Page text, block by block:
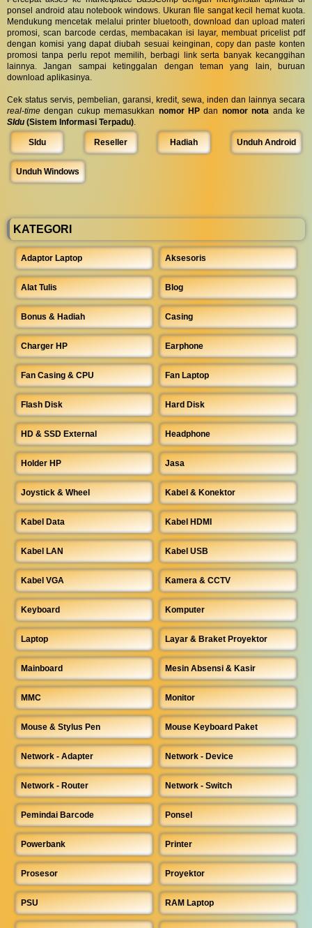
ponsel android atau notebook windows. Ukuran file sangat kecil hemat kuota.
Mendukung mencetak melalui printer bluetooth, download dan upload materi
promosi, scan barcode cerdas, membacakan isi layar, membuat pricelist pdf
dengan komisi yang dapat diubah sesuai keinginan, copy dan paste konten
promosi tanpa perlu repot memilih, berbagi link serta banyak kecanggihan
lainnya. Jangan sampai ketinggalan dengan teman yang lain, buruan
download aplikasinya.
Cek status servis, pembelian, garansi, kredit, sewa, inden dan lainnya secara
real-time dengan cukup memasukkan nomor HP dan nomor nota anda ke
SIdu (Sistem Informasi Terpadu).
SIdu Reseller Hadiah Unduh Android
Unduh Windows
KATEGORI
Adaptor Laptop Aksesoris
Alat Tulis Blog
Bonus & Hadiah Casing
Charger HP Earphone
Fan Casing & CPU Fan Laptop
Flash Disk Hard Disk
HD & SSD External Headphone
Holder HP Jasa
Joystick & Wheel Kabel & Konektor
Kabel Data Kabel HDMI
Kabel LAN Kabel USB
Kabel VGA Kamera & CCTV
Keyboard Komputer
Laptop Layar & Braket Proyektor
Mainboard Mesin Absensi & Kasir
MMC Monitor
Mouse & Stylus Pen Mouse Keyboard Paket
Network - Adapter Network - Device
Network - Router Network - Switch
Pemindai Barcode Ponsel
Powerbank Printer
Prosesor Proyektor
PSU RAM Laptop